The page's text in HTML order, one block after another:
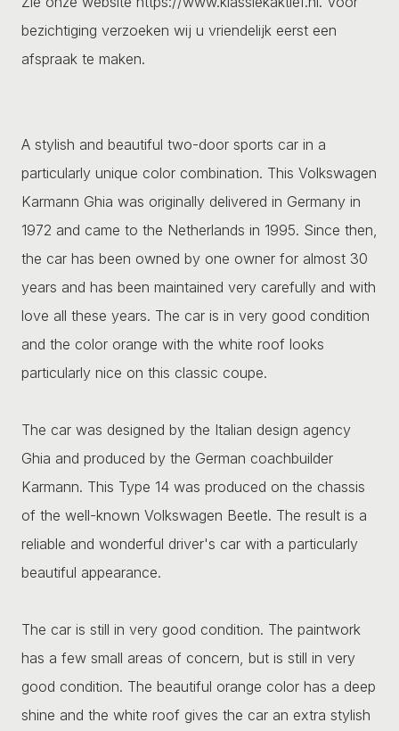
bezichtiging verzoeken wij u vriendelijk eerst een
afspraak te maken.
A stylish and beautiful two-door sports car in a
particularly unique color combination. This Volkswagen
Karmann Ghia was originally delivered in Germany in
1972 and came to the Netherlands in 1995. Since then,
the car has been owned by one owner for almost 30
years and has been maintained very carefully and with
love all these years. The car is in very good condition
and the color orange with the white roof looks
particularly nice on this classic coupe.
The car was designed by the Italian design agency
Ghia and produced by the German coachbuilder
Karmann. This Type 14 was produced on the chassis
of the well-known Volkswagen Beetle. The result is a
reliable and wonderful driver's car with a particularly
beautiful appearance.
The car is still in very good condition. The paintwork
has a few small areas of concern, but is still in very
good condition. The beautiful orange color has a deep
shine and the white roof gives the car an extra stylish